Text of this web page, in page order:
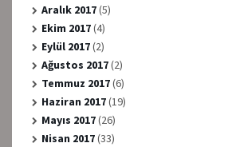
Aralık 2017(5)
Ekim 2017(4)
Eylül 2017(2)
Ağustos 2017(2)
Temmuz 2017(6)
Haziran 2017(19)
Mayıs 2017(26)
Nisan 2017(33)